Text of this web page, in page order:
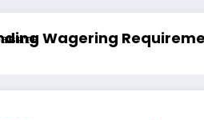
средств на платформеPinco